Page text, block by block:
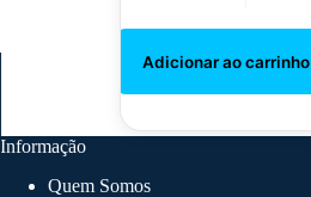
variants.
Informação
Quem Somos